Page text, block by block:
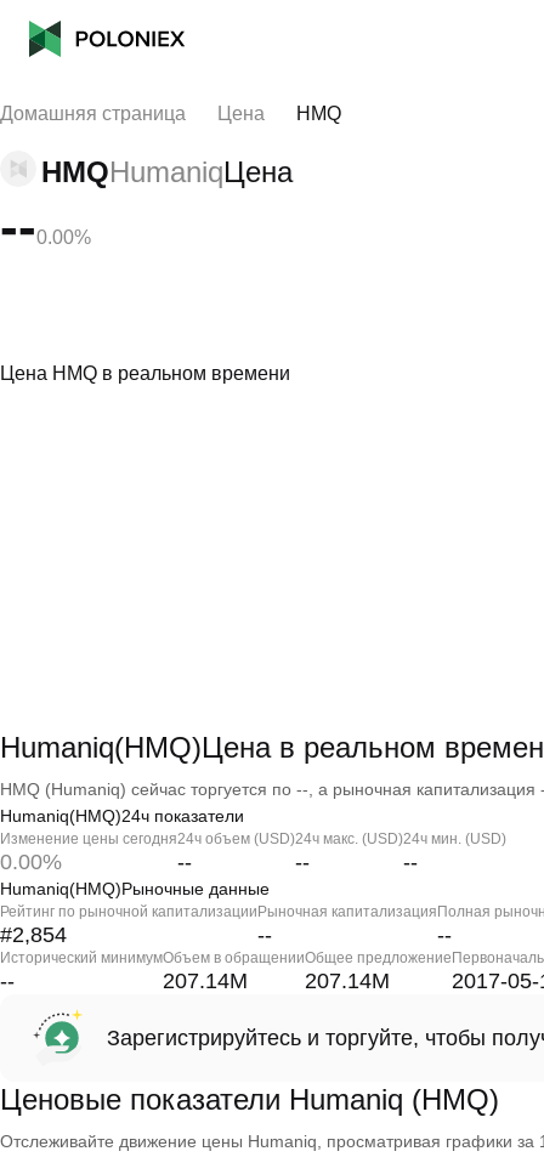
Домашняя страница Цена HMQ
HMQHumaniqЦена
--0.00%
Цена HMQ в реальном времени
Humaniq(HMQ)Цена в реальном
HMQ (Humaniq) сейчас торгуется по --, а рыночная капитализация
Humaniq(HMQ)24ч показатели
Изменение цены сегодня
0.00%
24ч объем (USD)
--
24ч макс. (USD)
--
24ч мин. (USD)
--
Humaniq(HMQ)Рыночные данные
Рейтинг по рыночной капитализации
#2,854
Рыночная капитализация
--
Полная
--
Исторический минимум
--
Объем в обращении
207.14M
Общее предложение
207.14M 2017-05-
Зарегистрируйтесь и торгуйте, чтобы
Ценовые показатели Humaniq (HMQ)
Отслеживайте движение цены Humaniq, просматривая графики